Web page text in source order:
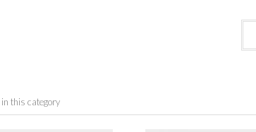
this category